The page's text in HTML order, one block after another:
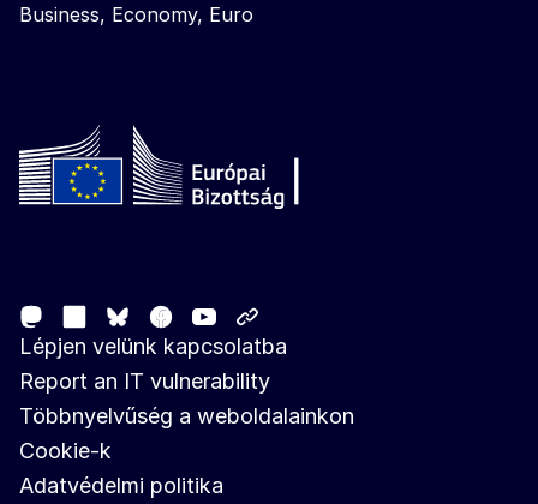
Business, Economy, Euro
MastodonLinkedIn
Bluesky
Facebook
Youtube
Lépjen velünk kapcsolatba
Report an IT vulnerability
Többnyelvűség a weboldalainkon
Cookie-k
Adatvédelmi politika